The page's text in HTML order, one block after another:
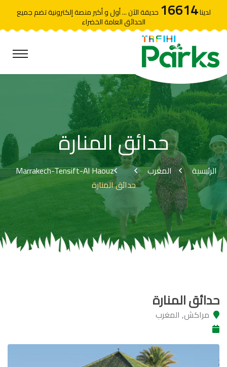
لدينا16614 حديقة الآن ... أول و أكبر منصة إلكترونية تضم جميع
الحدائق العامة الخضراء
حدائق المنارة
الرئيسية المغرب
Marrakech-Tensift-Al Haouz
حدائق المنارة
حدائق المنارة
مراكش, المغرب